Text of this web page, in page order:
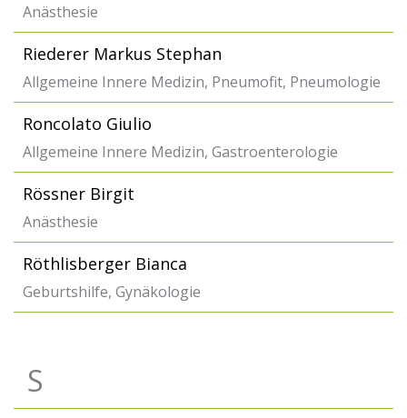
Anästhesie
Riederer Markus Stephan
Allgemeine Innere Medizin, Pneumofit, Pneumologie
Roncolato Giulio
Allgemeine Innere Medizin, Gastroenterologie
Rössner Birgit
Anästhesie
Röthlisberger Bianca
Geburtshilfe, Gynäkologie
S